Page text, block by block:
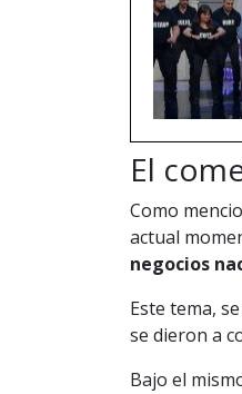
El
Como
actual
negocios
Este tema,
se dieron a
Bajo el